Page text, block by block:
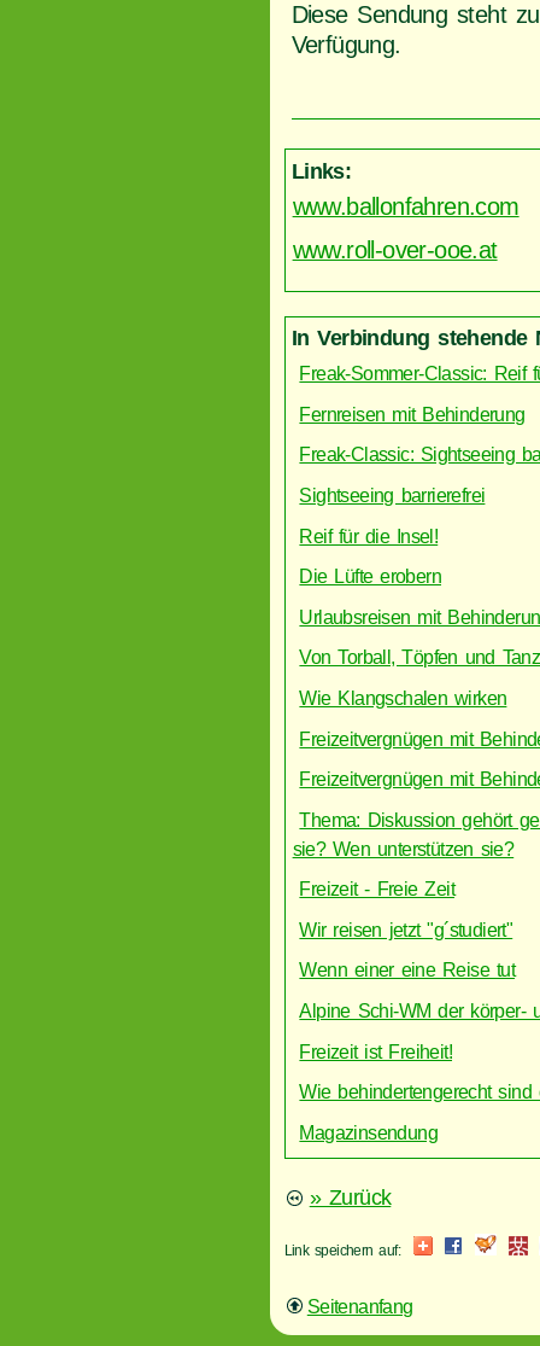
Diese Sendung steht
Verfügung.
Links:
www.ballonfahren.com
www.roll-over-ooe.at
In Verbindung stehende
Freak-Sommer-Classic: Reif
Fernreisen mit Behinderung
Freak-Classic: Sightseeing
Sightseeing barrierefrei
Reif für die Insel!
Die Lüfte erobern
Urlaubsreisen mit
Von Torball, Töpfen und Tanz
Wie Klangschalen wirken
Freizeitvergnügen mit
Freizeitvergnügen mit
Thema: Diskussion gehört
sie? Wen unterstützen sie?
Freizeit - Freie Zeit
Wir reisen jetzt "g´studiert"
Wenn einer eine Reise tut
Alpine Schi-WM der körper-
Freizeit ist Freiheit!
Wie behindertengerecht sind
Magazinsendung
» Zurück
Link speichern auf:
Seitenanfang